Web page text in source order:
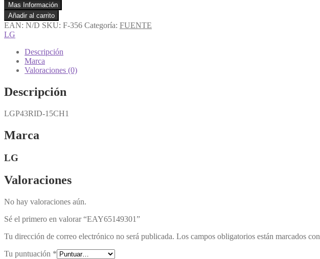
Mas Información
EAY65149301
cantidad
Añadir al carrito
EAN: N/D SKU: F-356 Categoría: FUENTE
LG
Descripción
Marca
Valoraciones (0)
Descripción
LGP43RID-15CH1
Marca
LG
Valoraciones
No hay valoraciones aún.
Sé el primero en valorar “EAY65149301”
Tu dirección de correo electrónico no será publicada. Los campos obligatorios están marcados con
Tu puntuación *